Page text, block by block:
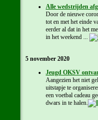
Alle wedstrijden
Door de nieuwe
tot en met het einde
eerder al dat in het
in het weekend ...
5 november 2020
Jeugd OKSV
Aangezien het niet
uitstapje te
een voetbal cadeau
dwars in te halen.